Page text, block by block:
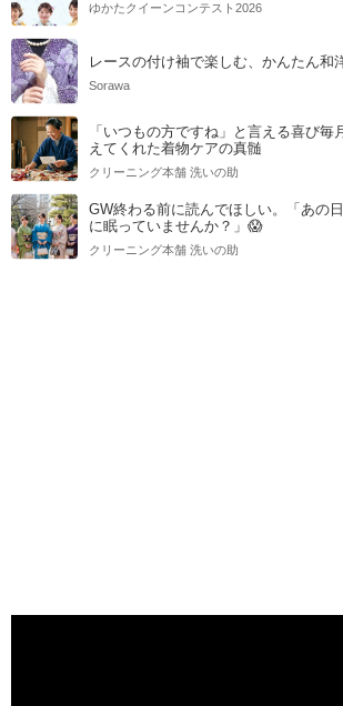
ゆかたクイーンコンテスト2026
レースの付け袖で楽しむ、かんたん和
Sorawa
「いつもの方ですね」と言える喜び毎
えてくれた着物ケアの真髄
クリーニング本舗 洗いの助
GW終わる前に読んでほしい。「あの
に眠っていませんか？」😱
クリーニング本舗 洗いの助